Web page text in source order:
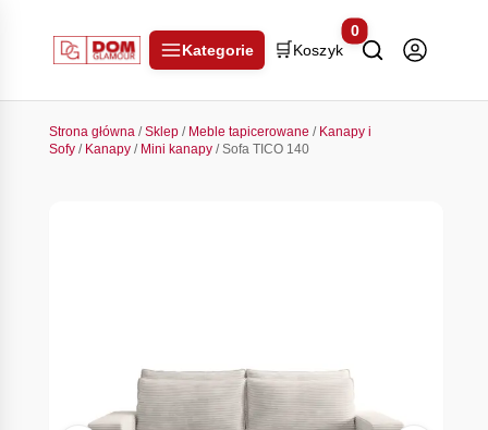
Kategorie 🛒 Koszyk
0
Strona główna/Sklep/ Meble tapicerowane / Kanapy i
Sofy/ Kanapy/ Mini kanapy/ Sofa TICO 140